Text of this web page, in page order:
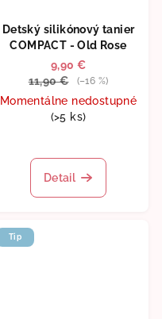
Detský silikónový tanier
COMPACT - Old Rose
9,90 €
11,90 €
(–16 %)
Momentálne nedostupné
(>5 ks)
Detail
Tip